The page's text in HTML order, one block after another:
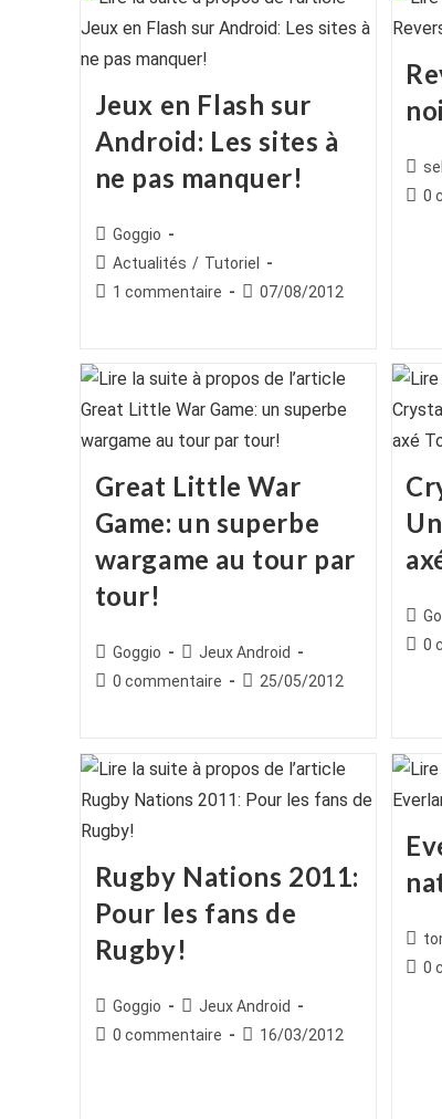
Jeux en Flash sur
Android: Les sites à
ne pas manquer!
Auteur/autrice
de
publication :
Goggio
Post
category:
Actualités / Tutoriel
Commentaires
publication :
1 commentaire
Publication
07/08/2012
de 0
Great Little War
Game: un superbe
wargame au tour par
tour!
Auteur/autrice
de
Goggio
Post
category:
Jeux Android
Commentaires
0 commentaire
Publication
25/05/2012
de 0
Rugby Nations 2011:
Pour les fans de
Rugby!
Auteur/autrice
de
Goggio
Post
category:
Jeux Android
Commentaires
0 commentaire
Publication
16/03/2012
de 0